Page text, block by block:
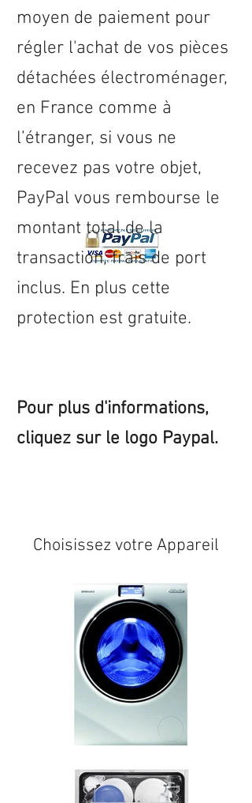
moyen de paiement pour
régler l'achat de vos pièces
détachées électroménager,
en France comme à
l’étranger, si vous ne
recevez pas votre objet,
PayPal vous rembourse le
montant total de la
transaction, frais de port
inclus. En plus cette
protection est gratuite.
Pour plus d'informations,
cliquez sur le logo Paypal.
Choisissez votre Appareil